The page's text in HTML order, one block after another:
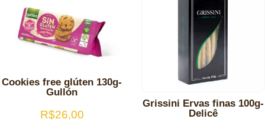
Cookies free glúten 130g-
Gullón
R$26,00
Grissini Ervas finas 100g-
Delicê